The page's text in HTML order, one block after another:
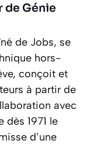
de Génie
de Jobs, se
hors-
conçoit et
à partir de
avec
dès 1971 le
d’une